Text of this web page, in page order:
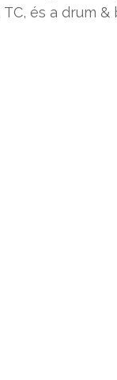
és a drum